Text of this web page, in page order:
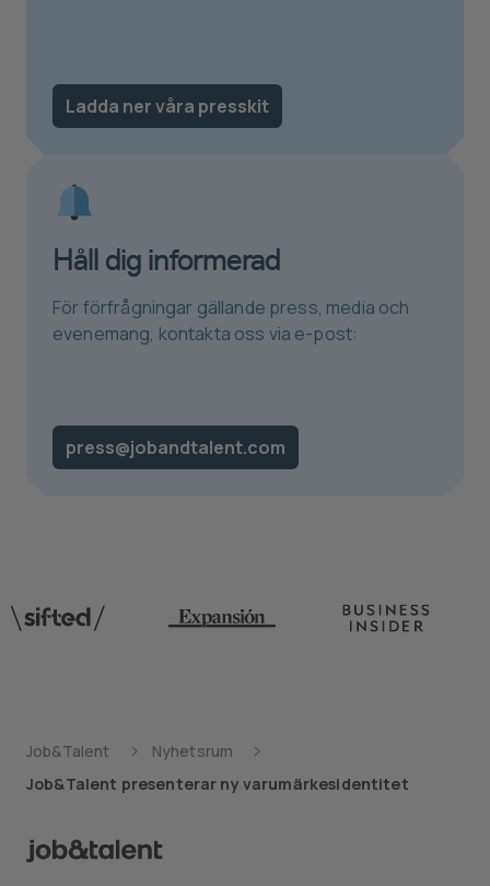
Ladda ner våra presskit
Håll dig informerad
För förfrågningar gällande press, media och
evenemang, kontakta oss via e-post:
press@jobandtalent.com
Job&Talent
Nyhetsrum
Job&Talent presenterar ny varumärkesidentitet